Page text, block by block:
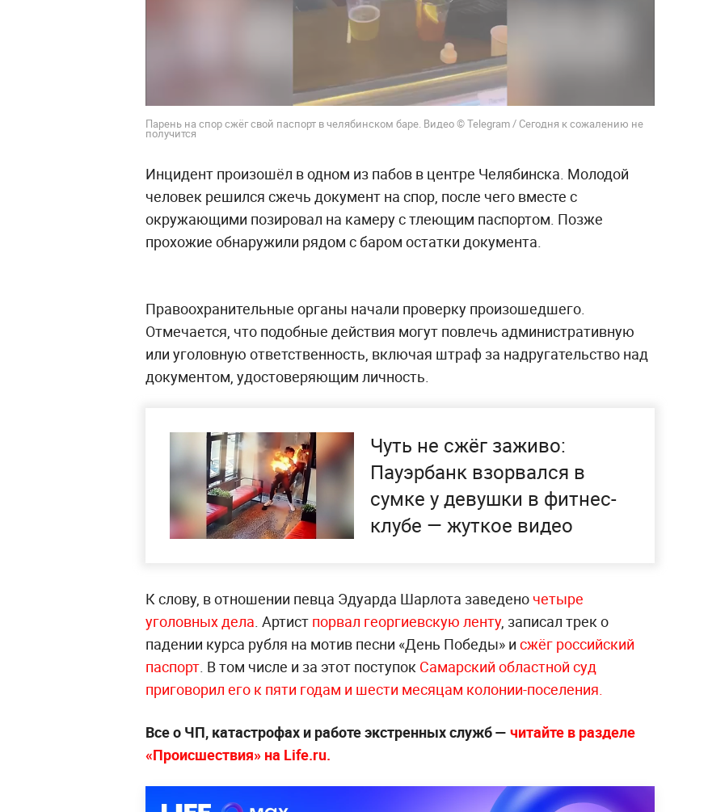
Парень на спор сжёг свой паспорт в челябинском баре. Видео © Telegram / Сегодня к сожалению не
получится
Инцидент произошёл в одном из пабов в центре Челябинска. Молодой
человек решился сжечь документ на спор, после чего вместе с
окружающими позировал на камеру с тлеющим паспортом. Позже
прохожие обнаружили рядом с баром остатки документа.
Правоохранительные органы начали проверку произошедшего.
Отмечается, что подобные действия могут повлечь административную
или уголовную ответственность, включая штраф за надругательство над
документом, удостоверяющим личность.
Чуть не сжёг заживо:
Пауэрбанк взорвался в
сумке у девушки в фитнес-
клубе — жуткое видео
К слову, в отношении певца Эдуарда Шарлота заведеночетыре
уголовных дела . Артист порвал георгиевскую ленту, записал трек о
падении курса рубля на мотив песни «День Победы» и сжёг российский
паспорт . В том числе и за этот поступок Самарский областной суд
приговорил его к пяти годам и шести месяцам колонии-поселения.
Все о ЧП, катастрофах и работе экстренных служб — читайте в разделе
«Происшествия» на Life.ru.